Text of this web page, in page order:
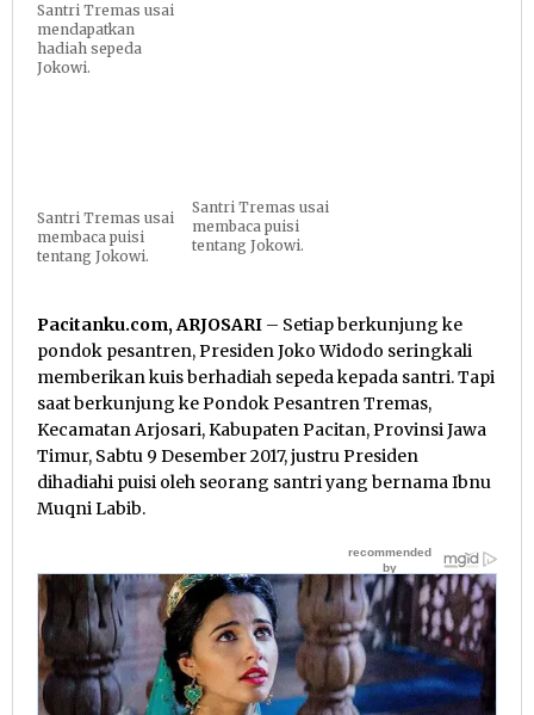
Santri Tremas usai
mendapatkan
hadiah sepeda
Jokowi.
Santri Tremas usai
membaca puisi
tentang Jokowi.
Santri Tremas usai
membaca puisi
tentang Jokowi.
Pacitanku.com, ARJOSARI – Setiap berkunjung ke
pondok pesantren, Presiden Joko Widodo seringkali
memberikan kuis berhadiah sepeda kepada santri. Tapi
saat berkunjung ke Pondok Pesantren Tremas,
Kecamatan Arjosari, Kabupaten Pacitan, Provinsi Jawa
Timur, Sabtu 9 Desember 2017, justru Presiden
dihadiahi puisi oleh seorang santri yang bernama Ibnu
Muqni Labib.